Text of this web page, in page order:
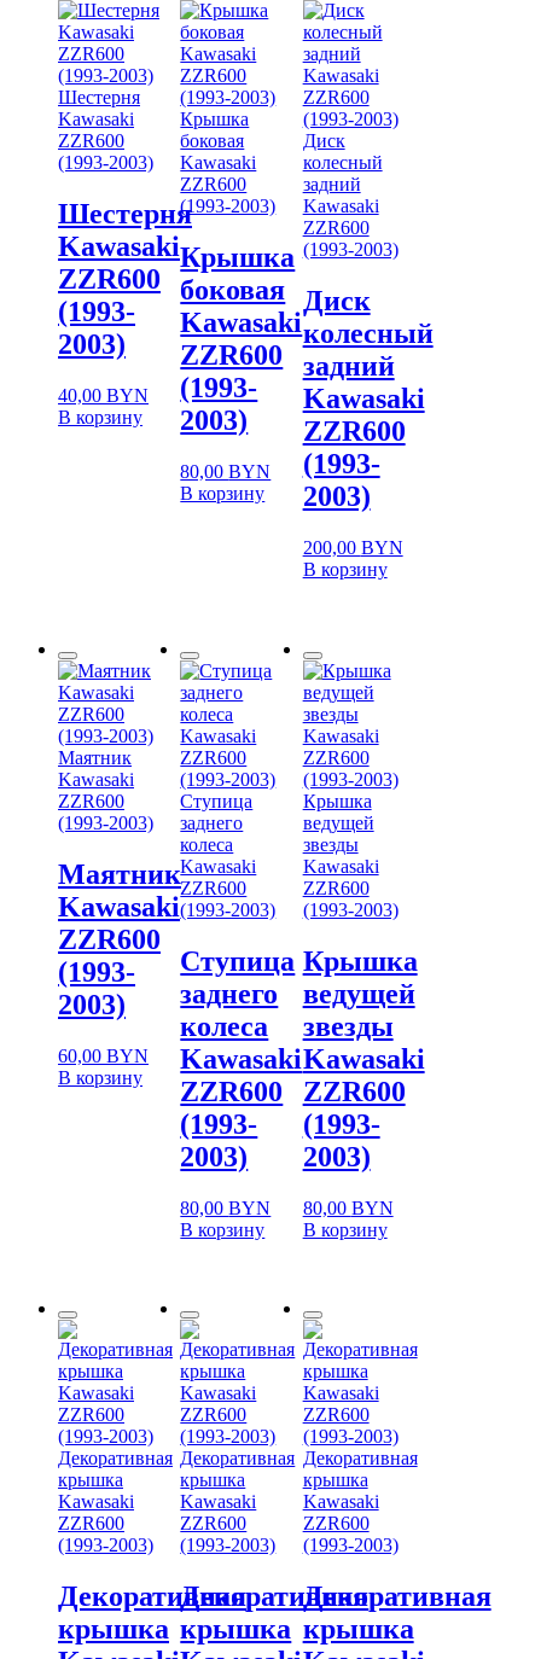
Шестерня
Kawasaki
ZZR600
(1993-2003)
Шестерня
Kawasaki
ZZR600
(1993-
2003)
40,00 BYN
В корзину
Крышка
боковая
Kawasaki
ZZR600
(1993-2003)
Крышка
боковая
Kawasaki
ZZR600
(1993-
2003)
80,00BYN
В корзину
Диск
колесный
задний
Kawasaki
ZZR600
(1993-2003)
Диск
колесный
задний
Kawasaki
ZZR600
(1993-
2003)
200,00 BYN
В корзину
Маятник
Kawasaki
ZZR600
(1993-2003)
Маятник
Kawasaki
ZZR600
(1993-
2003)
60,00 BYN
В корзину
Ступица
заднего
колеса
Kawasaki
ZZR600
(1993-2003)
Ступица
заднего
колеса
Kawasaki
ZZR600
(1993-
2003)
80,00BYN
В корзину
Крышка
ведущей
звезды
Kawasaki
ZZR600
(1993-2003)
Крышка
ведущей
звезды
Kawasaki
ZZR600
(1993-
2003)
80,00 BYN
В корзину
Декоративная
крышка
Kawasaki
ZZR600
(1993-2003)
Декоративная
крышка
Декоративная
крышка
Kawasaki
ZZR600
(1993-2003)
Декоративная
крышка
Декоративная
крышка
Kawasaki
ZZR600
(1993-2003)
Декоративная
крышка